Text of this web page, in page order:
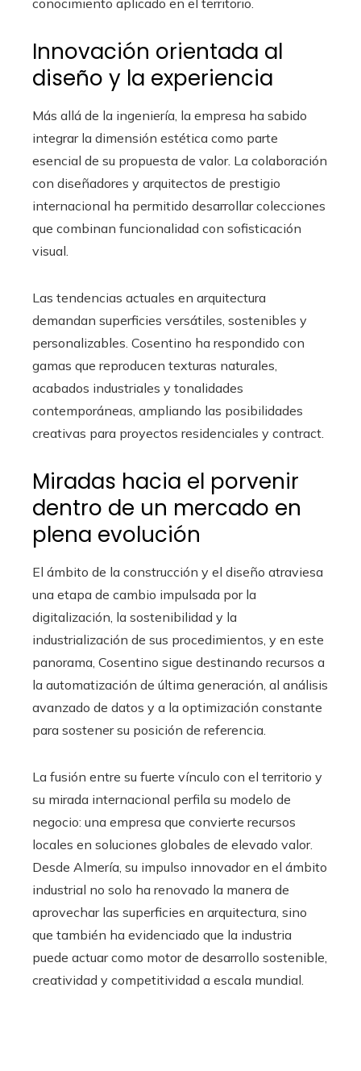
conocimiento aplicado en el territorio.
Innovación orientada al
diseño y la experiencia
Más allá de la ingeniería, la empresa ha sabido
integrar la dimensión estética como parte
esencial de su propuesta de valor. La colaboración
con diseñadores y arquitectos de prestigio
internacional ha permitido desarrollar colecciones
que combinan funcionalidad con sofisticación
visual.
Las tendencias actuales en arquitectura
demandan superficies versátiles, sostenibles y
personalizables. Cosentino ha respondido con
gamas que reproducen texturas naturales,
acabados industriales y tonalidades
contemporáneas, ampliando las posibilidades
creativas para proyectos residenciales y contract.
Miradas hacia el porvenir
dentro de un mercado en
plena evolución
El ámbito de la construcción y el diseño atraviesa
una etapa de cambio impulsada por la
digitalización, la sostenibilidad y la
industrialización de sus procedimientos, y en este
panorama, Cosentino sigue destinando recursos a
la automatización de última generación, al análisis
avanzado de datos y a la optimización constante
para sostener su posición de referencia.
La fusión entre su fuerte vínculo con el territorio y
su mirada internacional perfila su modelo de
negocio: una empresa que convierte recursos
locales en soluciones globales de elevado valor.
Desde Almería, su impulso innovador en el ámbito
industrial no solo ha renovado la manera de
aprovechar las superficies en arquitectura, sino
que también ha evidenciado que la industria
puede actuar como motor de desarrollo sostenible,
creatividad y competitividad a escala mundial.